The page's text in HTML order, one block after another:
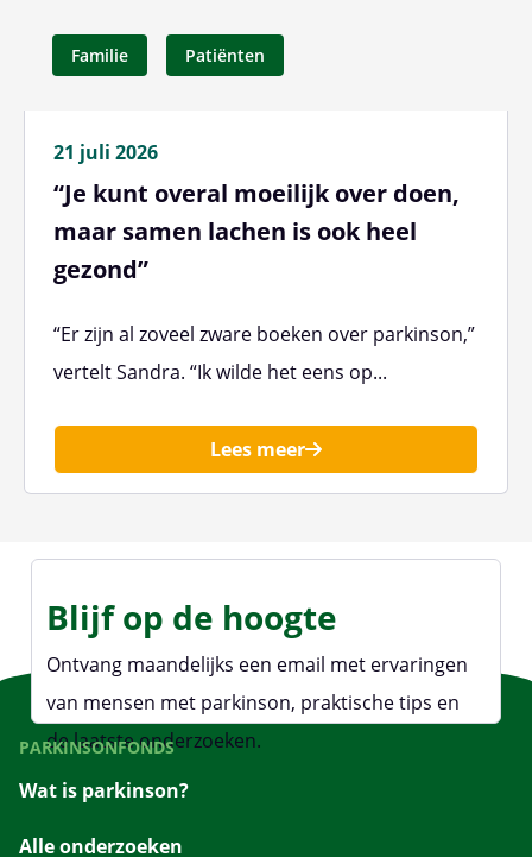
Familie Patiënten
21 juli 2026
“Je kunt overal moeilijk over doen,
maar samen lachen is ook heel
gezond”
“Er zijn al zoveel zware boeken over parkinson,”
vertelt Sandra. “Ik wilde het eens op...
Lees meer
Blijf op de hoogte
Ontvang maandelijks een email met ervaringen
van mensen met parkinson, praktische tips en
de laatste onderzoeken.
PARKINSONFONDS
Wat is parkinson?
Alle onderzoeken